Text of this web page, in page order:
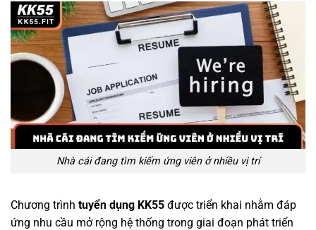
Nhà cái đang tìm kiếm ứng viên ở nhiều vị trí
Chương trình tuyển dụng KK55 được triển khai nhằm đáp
ứng nhu cầu mở rộng hệ thống trong giai đoạn phát triển